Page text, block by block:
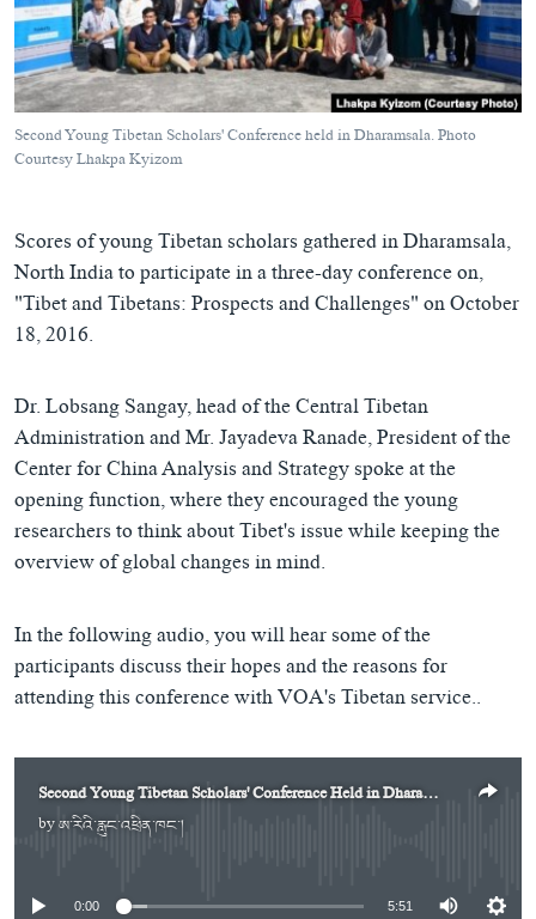
འཚོལ་
ཞིབ་
ལ་
བསྐྱོད།
དྲ་བརྙན་གསར་འགྱུར།
ཁ་བའི་མི་སྣ།
བུད་མེད་ལེ་ཚན།
དཔེ་ཀློག
བགྲོ་གླེང་མདུན་ལྕོག
བསྐྱར་ཞིབ།
པོ་ཊི་ཁ་སི།
དཔེ་ཀློག
ཆོས་རིག་ལེ་ཚན།
གཞོན་སྐྱེས་དང་ཤེས་ཡོན།
འཕྲོད་བསྟེན་དང་དོན་ལྡན་གྱི་མི་ཚེ།
བུད་མེད།
སོ་ཡ་ལ། བོད་ཀྱི་གླུ་གཞས།
Learning English
རྗེས་འབྲངས།
Second Young Tibetan Scholars' Conference held in Dharamsala. Photo
Courtesy Lhakpa Kyizom
Scores of young Tibetan scholars gathered in Dharamsala,
North India to participate in a three-day conference on,
"Tibet and Tibetans: Prospects and Challenges" on October
18, 2016.
Dr. Lobsang Sangay, head of the Central Tibetan
Administration and Mr. Jayadeva Ranade, President of the
Center for China Analysis and Strategy spoke at the
opening function, where they encouraged the young
researchers to think about Tibet's issue while keeping the
overview of global changes in mind.
In the following audio, you will hear some of the
participants discuss their hopes and the reasons for
attending this conference with VOA's Tibetan service..
Second Young Tibetan Scholars' Conference Held in Dharamsala (In Tibetan)
byཨ་རིའི་རླུང་འཕྲིན་ཁང་།No media source currently available
0:00 5:51